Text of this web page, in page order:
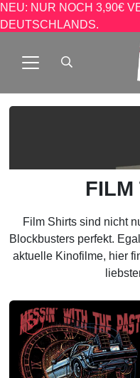
NEU: NUR NOCH 3,90€
DEUTSCHLANDS.
FILM
Film Shirts sind nicht
Blockbusters perfekt.
aktuelle Kinofilme, hier